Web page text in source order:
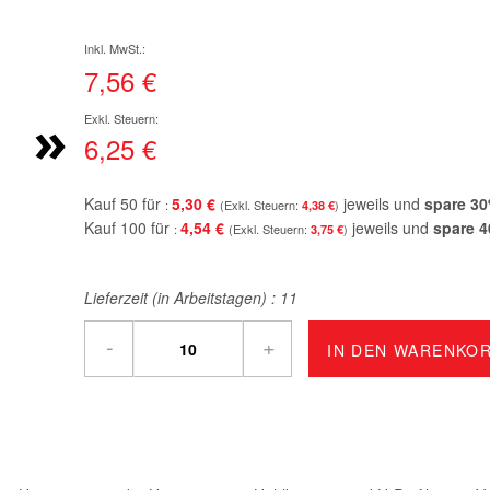
»
7,56 €
6,25 €
Kauf 50 für 5,30 € 4,38 € jeweils und spare 30
Kauf 100 für 4,54 € 3,75 € jeweils und spare
Lieferzeit (in Arbeitstagen) : 11
- + IN DEN